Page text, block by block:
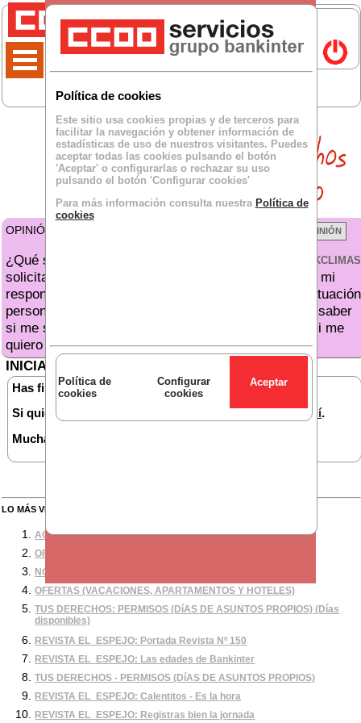
Política de cookies
Este sitio usa cookies propias y de terceros para
facilitar la navegación y obtener información de
estadísticas de uso de nuestros visitantes. Puedes
aceptar todas las cookies pulsando el botón
'Aceptar' o configurarlas o rechazar su uso
pulsando el botón 'Configurar cookies'
Para más información consulta nuestra Política de
cookies
Política de
cookies
Configurar
cookies
OPINIÓN DE
VER TODOS LOS BKCLIMAS
¿Qué sentido tiene que para
solicitar préstamos de empleado tenga que copiar a mi
responsable? ¿Y si estoy pidiendo dinero por una situación
personal difícil? ¿Por qué mi responsable tiene que saber
si me separo/divorcio, si se me ha roto el coche o si me
quiero comprar una estantería de IKEA?
INICIAR SESIÓN
Has finalizado tu sesión.
Si quieres volver a iniciarla deberás hacerlodesde aquí.
Muchas gracias.
LO MÁS VISTO DESDE BANKINTER
ACUERDOS
OFERTAS (Abonoteatro 2026)
NÓMINA CONVENIO BANCA: Incremento salarial 2026
OFERTAS (VACACIONES, APARTAMENTOS Y HOTELES)
TUS DERECHOS: PERMISOS (DíAS DE ASUNTOS PROPIOS) (Días
disponibles)
REVISTA EL_ESPEJO: Portada Revista Nº 150
REVISTA EL_ESPEJO: Las edades de Bankinter
TUS DERECHOS - PERMISOS (DíAS DE ASUNTOS PROPIOS)
REVISTA EL_ESPEJO: Calentitos - Es la hora
REVISTA EL_ESPEJO: Registras bien la jornada